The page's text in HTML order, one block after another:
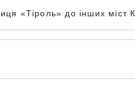
«Тіроль» до інших міст